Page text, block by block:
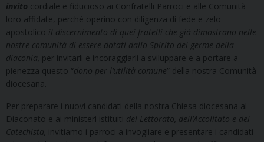
invito cordiale e fiducioso ai Confratelli Parroci e alle Comunità
loro affidate, perché operino con diligenza di fede e zelo
apostolico il discernimento di quei fratelli che già dimostrano nelle
nostre comunità di essere dotati dallo Spirito del germe della
diaconia, per invitarli e incoraggiarli a sviluppare e a portare a
pienezza questo “dono per l’utilità comune” della nostra Comunità
diocesana.
Per preparare i nuovi candidati della nostra Chiesa diocesana al
Diaconato e ai ministeri istituiti del Lettorato, dell’Accolitato e del
Catechista, invitiamo i parroci a invogliare e presentare i candidati